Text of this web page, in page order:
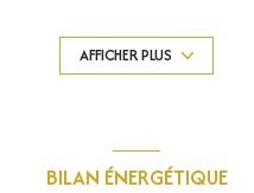
place de parking
premier achat, un
AFFICHER PLUS
BILAN ÉNERGÉTIQUE